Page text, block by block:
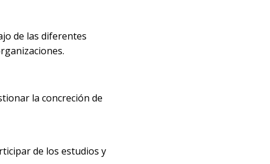
de las diferentes
la concreción de
de los estudios y